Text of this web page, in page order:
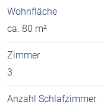
Wohnfläche
ca. 80 m²
Zimmer
3
Anzahl Schlafzimmer